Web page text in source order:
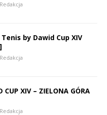
Redakcja
by Dawid Cup XIV
Redakcja
CUP XIV – ZIELONA GÓRA
Redakcja